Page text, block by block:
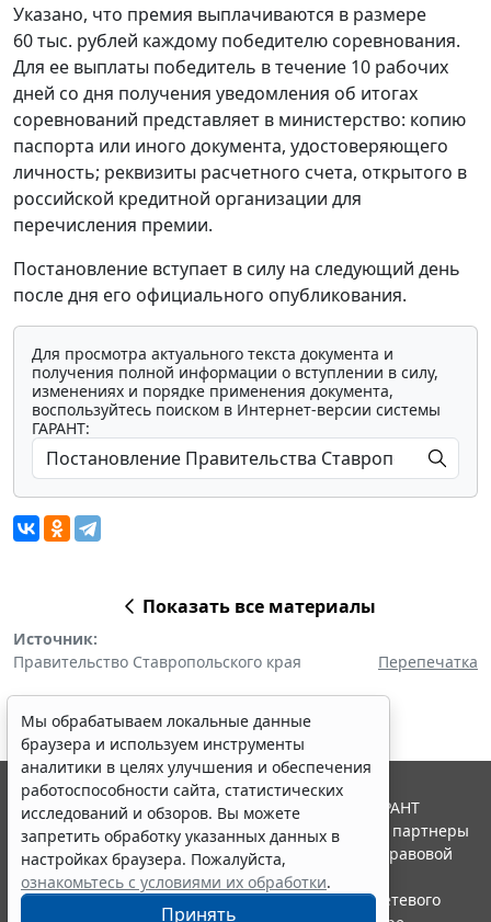
Указано, что премия выплачиваются в размере
60 тыс. рублей каждому победителю соревнования.
Для ее выплаты победитель в течение 10 рабочих
дней со дня получения уведомления об итогах
соревнований представляет в министерство: копию
паспорта или иного документа, удостоверяющего
личность; реквизиты расчетного счета, открытого в
российской кредитной организации для
перечисления премии.
Постановление вступает в силу на следующий день
после дня его официального опубликования.
Для просмотра актуального текста документа и
получения полной информации о вступлении в силу,
изменениях и порядке применения документа,
воспользуйтесь поиском в Интернет-версии системы
ГАРАНТ:
Показать все материалы
Источник:
Правительство Ставропольского края
Перепечатка
Мы обрабатываем локальные данные
браузера и используем инструменты
аналитики в целях улучшения и обеспечения
работоспособности сайта, статистических
исследований и обзоров. Вы можете
запретить обработку указанных данных в
настройках браузера. Пожалуйста,
ознакомьтесь с условиями их обработки.
Принять
© ООО "НПП "ГАРАНТ-СЕРВИС", 2026. Система ГАРАНТ
выпускается с 1990 года. Компания "Гарант" и ее партнеры
являются участниками Российской ассоциации правовой
информации ГАРАНТ.
Портал ГАРАНТ.РУ зарегистрирован в качестве сетевого